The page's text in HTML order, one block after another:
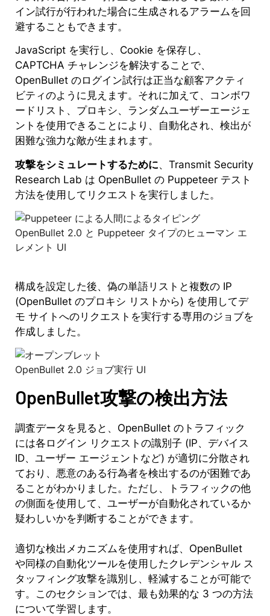
イン試行が行われた場合に生成されるアラームを回
避することもできます。
JavaScript を実行し、Cookie を保存し、
CAPTCHA チャレンジを解決することで、
OpenBullet のログイン試行は正当な顧客アクティ
ビティのように見えます。それに加えて、コンボワ
ードリスト、プロキシ、ランダムユーザーエージェ
ントを使用できることにより、自動化され、検出が
困難な強力な敵が生まれます。
攻撃をシミュレートするために、Transmit Security
Research Lab は OpenBullet の Puppeteer テスト
方法を使用してリクエストを実行しました。
OpenBullet 2.0 と Puppeteer タイプのヒューマン エ
レメント UI
構成を設定した後、偽の単語リストと複数の IP
(OpenBullet のプロキシ リストから) を使用してデ
モ サイトへのリクエストを実行する専用のジョブを
作成しました。
OpenBullet 2.0 ジョブ実行 UI
OpenBullet攻撃の検出方法
調査データを見ると、OpenBullet のトラフィック
には各ログイン リクエストの識別子 (IP、デバイス
ID、ユーザー エージェントなど) が適切に分散され
ており、悪意のある行為者を検出するのが困難であ
ることがわかりました。ただし、トラフィックの他
の側面を使用して、ユーザーが自動化されているか
疑わしいかを判断することができます。
適切な検出メカニズムを使用すれば、OpenBullet
や同様の自動化ツールを使用したクレデンシャル ス
タッフィング攻撃を識別し、軽減することが可能で
す。このセクションでは、最も効果的な 3 つの方法
について学習します。